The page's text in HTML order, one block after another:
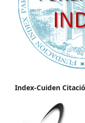
Index-Cuiden